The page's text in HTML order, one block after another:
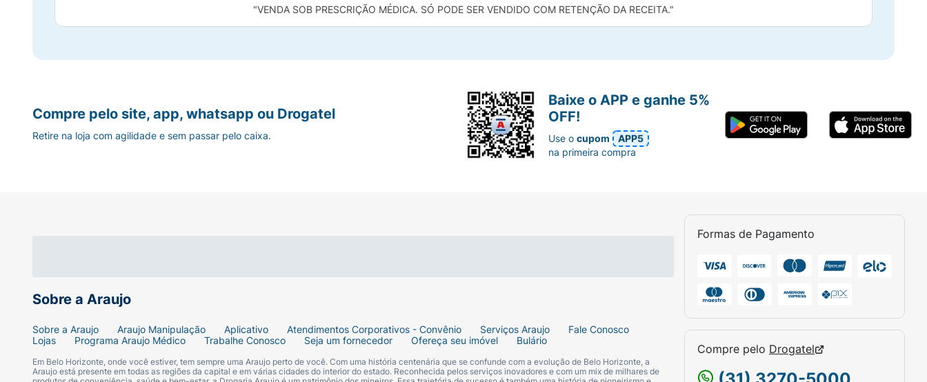
"VENDA SOB PRESCRIÇÃO MÉDICA. SÓ PODE SER VENDIDO COM RETENÇÃO DA RECEITA."
Sobre a Araujo
Sobre a Araujo Araujo Manipulação Aplicativo Atendimentos Corporativos - Convênio Serviços Araujo
Fale Conosco
Lojas
Programa Araujo Médico Trabalhe Conosco Seja um fornecedor Ofereça seu imóvel Bulário
Em Belo Horizonte, onde você estiver, tem sempre uma Araujo perto de você. Com uma história centenária que se confunde com a evolução de Belo Horizonte, a
Araujo está presente em todas as regiões da capital e em várias cidades do interior do estado. Reconhecida pelos serviços inovadores e com um mix de milhares de
Formas de Pagamento
Compre pelo Drogatel
Compre pelo site, app, whatsapp ou Drogatel
Retire na loja com agilidade e sem passar pelo caixa.
Baixe o APP e ganhe 5%
OFF!
Use ocupom
APP5
na primeira compra